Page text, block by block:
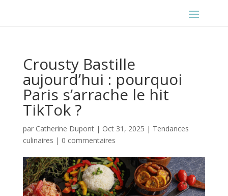
Crousty Bastille
aujourd’hui : pourquoi
Paris s’arrache le hit
TikTok ?
par Catherine Dupont| Oct 31, 2025 | Tendances
culinaires | 0 commentaires